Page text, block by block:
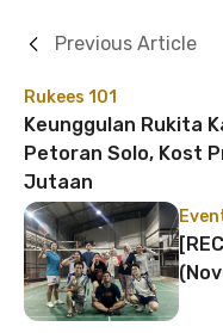
Rukees 101
Keunggulan Rukita
Petoran Solo, Kost Pria di Solo 1
Jutaan
Previous Article